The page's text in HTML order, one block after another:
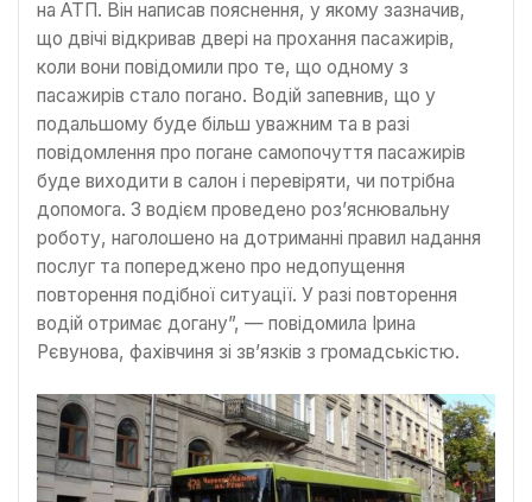
на АТП. Він написав пояснення, у якому зазначив,
що двічі відкривав двері на прохання пасажирів,
коли вони повідомили про те, що одному з
пасажирів стало погано. Водій запевнив, що у
подальшому буде більш уважним та в разі
повідомлення про погане самопочуття пасажирів
буде виходити в салон і перевіряти, чи потрібна
допомога. З водієм проведено роз’яснювальну
роботу, наголошено на дотриманні правил надання
послуг та попереджено про недопущення
повторення подібної ситуації. У разі повторення
водій отримає догану”, — повідомила Ірина
Рєвунова, фахівчиня зі зв’язків з громадськістю.